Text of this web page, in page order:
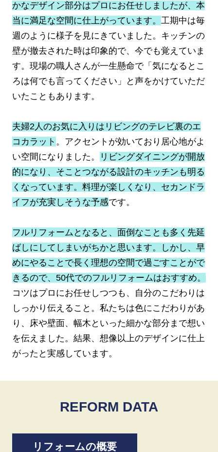
かなデザイン部分はプロにお任せしましたが、本
当に満足な空間に仕上がっています。 工期中は毎
週のように様子を見にきていました。キッチンの
壁が撤去された時は印象的で、今でも覚えていま
す。現場の職人さんが一生懸命で「気になるとこ
ろは何でも言ってください」と声をかけていただ
いたこともあります。
夫婦2人のお気に入りはリビングのテレビ裏のエ
コカラット 。アクセントが効いており居心地がよ
い空間になりました。
リビングダイニングが開放
的になり、そことつながる設計のキッチンも明る
くなっています。料理が楽しくなり、セカンドラ
イフが充実しそうな予感です。
フルリフォームとなると、面倒なことも多く先延
ばしにしてしまいがちかと思います。しかし、早
めにやることで長く理想の空間で過ごすことがで
きるので、50代でのフルリフォームはおすすめ。
コツはプロにお任せしつつも、自分のこだわりは
しっかり伝えること。私たちは色にこだわりがあ
り、床や壁面、幅木といった細かな部分まで想い
を伝えました。結果、想像以上のデザインに仕上
がったと実感しています。
REFORM DATA
リフォームの概要